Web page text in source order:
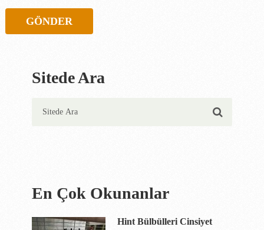
Sitede Ara
En Çok Okunanlar
Hint Bülbülleri Cinsiyet